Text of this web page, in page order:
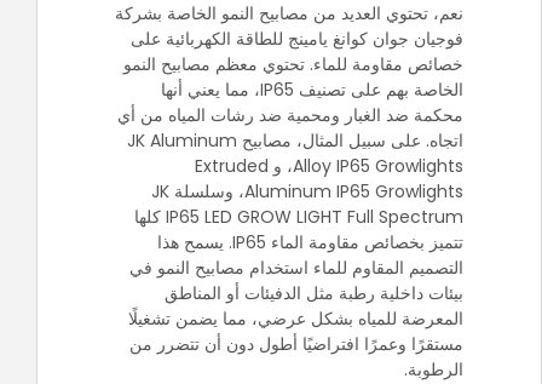
نعم، تحتوي العديد من مصابيح النمو الخاصة بشركة
فوجيان جوان كوانغ يامينج للطاقة الكهربائية على
خصائص مقاومة للماء. تحتوي معظم مصابيح النمو
الخاصة بهم على تصنيف IP65، مما يعني أنها
محكمة ضد الغبار ومحمية ضد رشات المياه من أي
اتجاه. على سبيل المثال، مصابيح JK Aluminum
Alloy IP65 Growlights، و Extruded
Aluminum IP65 Growlights، وسلسلة JK
IP65 LED GROW LIGHT Full Spectrum كلها
تتميز بخصائص مقاومة الماء IP65. يسمح هذا
التصميم المقاوم للماء استخدام مصابيح النمو في
بيئات داخلية رطبة مثل الدفيئات أو المناطق
المعرضة للمياه بشكل عرضي، مما يضمن تشغيلًا
مستقرًا وعمرًا افتراضيًا أطول دون أن تتضرر من
الرطوبة.